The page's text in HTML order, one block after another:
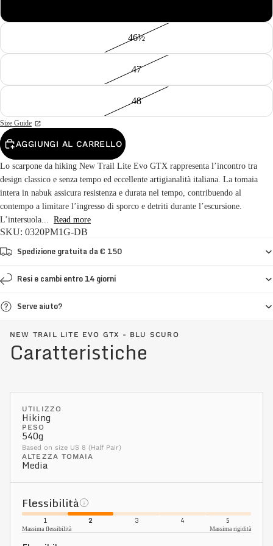
46½
47
48
Size Guide
AGGIUNGI AL CARRELLO
Lo scarpone da hiking New Trail Lite Evo GTX rappresenta l’incontro tra
design classico e senza tempo ed eccellente artigianalità italiana. La tomaia
intera in nabuk assicura resistenza e durata nel tempo, contribuendo al
contempo a limitare l’ingresso di sporco e detriti durante l’escursione.
L’intersuola... Read more
SKU: 0320PM1G-DB
Spedizione gratuita da € 150
Resi e cambi entro 14 giorni
Serve aiuto?
NEW TRAIL LITE EVO GTX - BLU SCURO
Caratteristiche
UTILIZZO
Hiking
PESO
540g
Based on size US 8 (Half Pair)
ALTEZZA TOMAIA
Media
Flessibilità
1 2 3 4 5
Massima flessibilità Massima rigidità